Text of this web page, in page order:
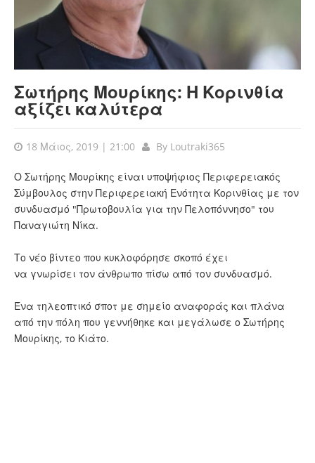
Σωτήρης Μουρίκης: Η Κορινθία
αξίζει καλύτερα
18 Μάιος, 2019 | 21:00 By Loutraki365
Ο Σωτήρης Μουρίκης είναι υποψήφιος Περιφερειακός
Σύμβουλος στην Περιφερειακή Ενότητα Κορινθίας με τον
συνδυασμό "Πρωτοβουλία για την Πελοπόννησο" του
Παναγιώτη Νίκα.
Το νέο βίντεο που κυκλοφόρησε σκοπό έχει
να γνωρίσει τον άνθρωπο πίσω από τον συνδυασμό.
Ένα τηλεοπτικό σποτ με σημείο αναφοράς και πλάνα
από την πόλη που γεννήθηκε και μεγάλωσε ο Σωτήρης
Μουρίκης, το Κιάτο.